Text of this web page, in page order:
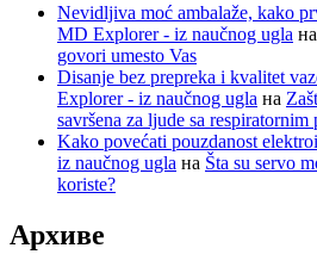
Nevidljiva moć ambalaže, kako
MD Explorer - iz naučnog ugla на
govori umesto Vas
Disanje bez prepreka i kvalitet
Explorer - iz naučnog ugla на
savršena za ljude sa respiratornim
Kako povećati pouzdanost
iz naučnog ugla на Šta su servo
koriste?
Архиве